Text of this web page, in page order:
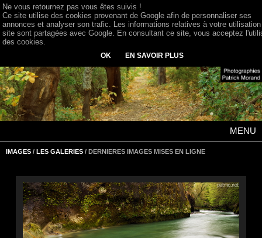
MENU
IMAGES / LES GALERIES / DERNIERES IMAGES MISES EN LIGNE
Ne vous retournez pas vous êtes suivis !
Ce site utilise des cookies provenant de Google afin de personnaliser ses
annonces et analyser son trafic. Les informations relatives à votre
site sont partagées avec Google. En consultant ce site, vous acceptez
des cookies.
OK EN SAVOIR PLUS